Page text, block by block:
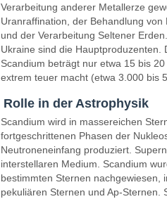
Verarbeitung anderer Metallerze
Uranraffination, der Behandlung
und der Verarbeitung Seltener
Ukraine sind die Hauptproduzenten.
Scandium beträgt nur etwa 15 bis
extrem teuer macht (etwa 3.000 bis
Rolle in der Astrophysik
Scandium wird in massereichen
fortgeschrittenen Phasen der
Neutroneneinfang produziert.
interstellaren Medium. Scandium
bestimmten Sternen nachgewiesen,
pekuliären Sternen und Ap-Sternen.